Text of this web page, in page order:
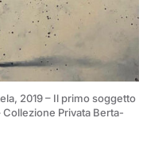
2019 – Il primo soggetto
Privata Berta-